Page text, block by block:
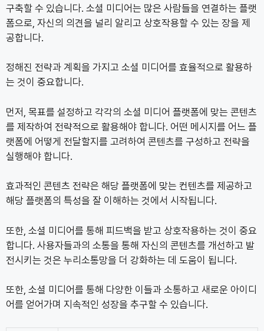
구축할 수 있습니다. 소셜 미디어는 많은 사람들을 연결하는 플랫
폼으로, 자신의 의견을 널리 알리고 상호작용할 수 있는 장을 제
공합니다.
정해진 전략과 계획을 가지고 소셜 미디어를 효율적으로 활용하
는 것이 중요합니다.
먼저, 목표를 설정하고 각각의 소셜 미디어 플랫폼에 맞는 콘텐츠
를 제작하여 전략적으로 활용해야 합니다. 어떤 메시지를 어느 플
랫폼에 어떻게 전달할지를 고려하여 콘텐츠를 구성하고 전략을
실행해야 합니다.
효과적인 콘텐츠 전략은 해당 플랫폼에 맞는 컨텐츠를 제공하고
해당 플랫폼의 특성을 잘 이해하는 것에서 시작됩니다.
또한, 소셜 미디어를 통해 피드백을 받고 상호작용하는 것이 중요
합니다. 사용자들과의 소통을 통해 자신의 콘텐츠를 개선하고 발
전시키는 것은 누리소통망을 더 강화하는 데 도움이 됩니다.
또한, 소셜 미디어를 통해 다양한 이들과 소통하고 새로운 아이디
어를 얻어가며 지속적인 성장을 추구할 수 있습니다.